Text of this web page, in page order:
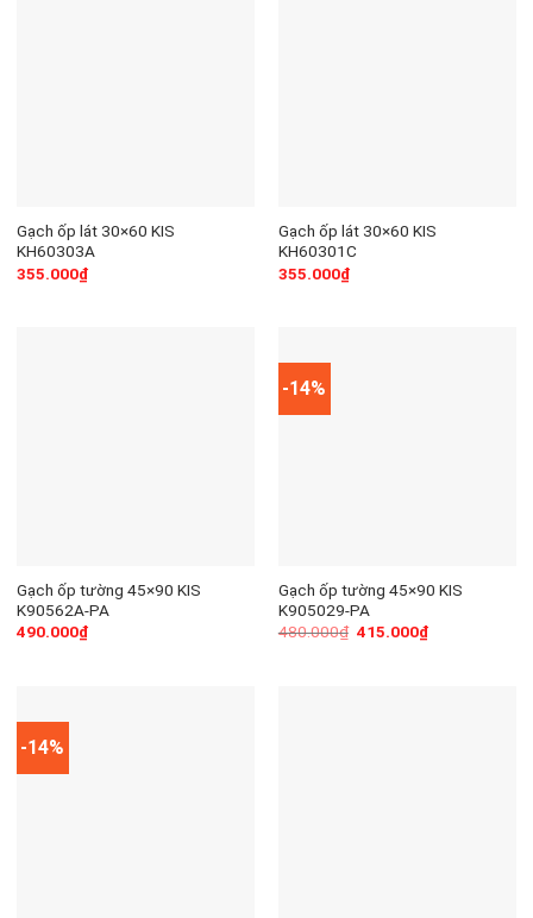
Gạch ốp lát 30×60 KIS
KH60303A
355.000₫
Gạch ốp lát 30×60 KIS
KH60301C
355.000₫
Gạch ốp tường 45×90 KIS
K90562A-PA
490.000₫
-14%
Gạch ốp tường 45×90 KIS
K905029-PA
480.000₫ 415.000₫
-14%